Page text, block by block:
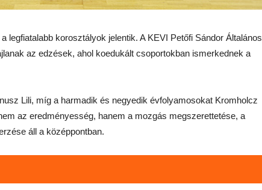
legfiatalabb korosztályok jelentik. A KEVI Petőfi Sándor Általános
az edzések, ahol koedukált csoportokban ismerkednek a
Lili, míg a harmadik és negyedik évfolyamosokat Kromholcz
az eredményesség, hanem a mozgás megszerettetése, a
áll a középpontban.